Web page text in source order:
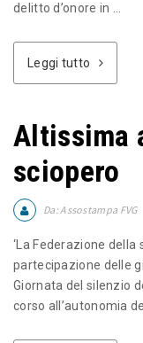
delitto d’onore in ...
Leggi tutto
Altissima
sciopero
Da:Assostampa FVG
‘La Federazione
partecipazione delle
Giornata del silenzio
corso all’autonomia